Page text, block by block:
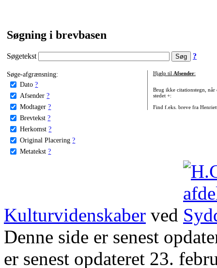
Søgning i brevbasen
Søgetekst ?
Søge-afgrænsning:
Dato ?
Afsender ?
Modtager ?
Brevtekst ?
Herkomst ?
Original Placering ?
Metatekst ?
Hjælp til Afsender:
Brug ikke citationstegn, når
stedet +:
Find f.eks. breve fra
Kulturvidenskaber ved
Denne side er senest
er senest opdateret 23.